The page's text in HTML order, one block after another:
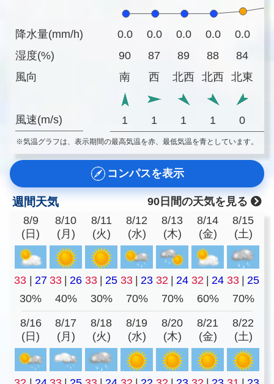
降水量(mm/h)
湿度(%)
風向
風速(m/s)
0.0 0.0 0.0 0.0 0.0
90
87 89 88 84
南
西 北西 北西 北東
1 1 1 1 0
※気温グラフは、表示期間の最高気温を赤、最低気温を青としています。
コンパスを表示
週間天気
90日間の天気を見る
8/9
(日)
8/10
(月)
8/11
(火)
8/12
(水)
8/13
(木)
8/14
(金)
8/15
(土)
33 27 33 26 33 25 33 23 32 24 32 24 33
25
30%
40% 30% 70% 70% 60% 70%
8/16
(日)
8/17
(月)
8/18
(火)
8/19
(水)
8/20
(木)
8/21
(金)
8/22
(土)